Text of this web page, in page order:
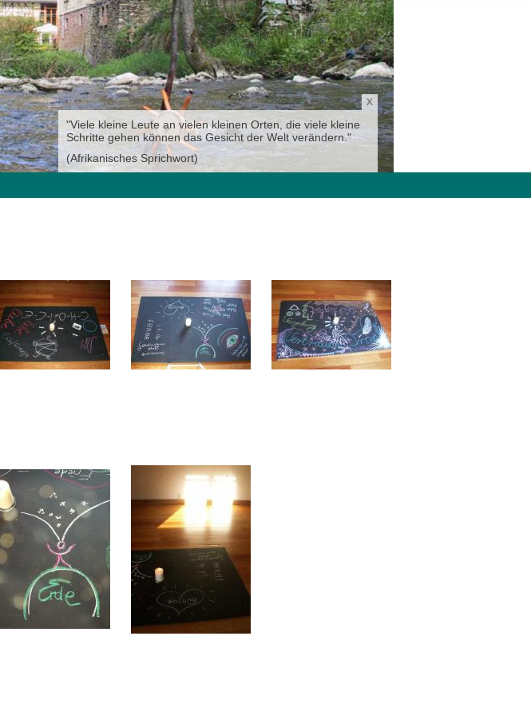
"Viele kleine Leute an vielen kleinen Orten, die viele kleine
Schritte gehen können das Gesicht der Welt verändern."
(Afrikanisches Sprichwort)